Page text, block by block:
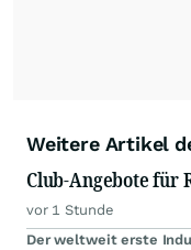
Weitere Artikel
Club-Angebote für
vor 1 Stunde
Der weltweit erste